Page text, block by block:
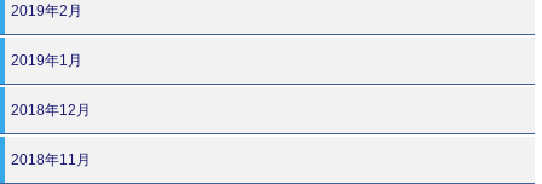
2019年2月
2019年1月
2018年12月
2018年11月